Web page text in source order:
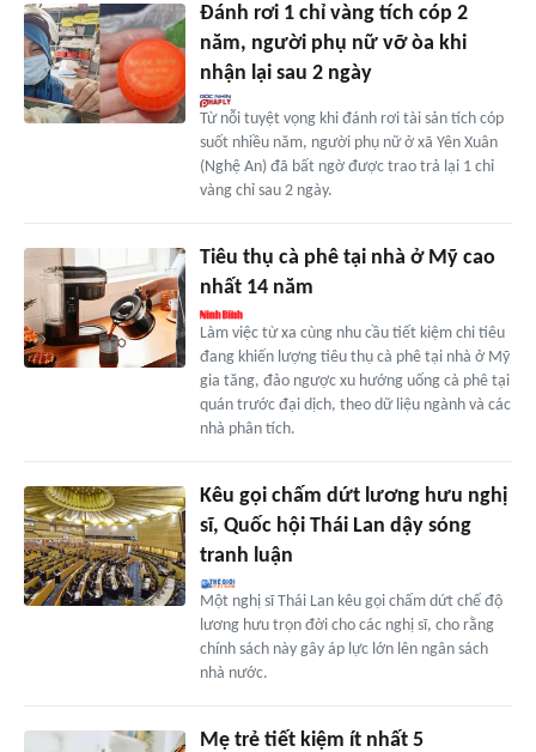
Đánh rơi 1 chỉ vàng tích cóp 2
năm, người phụ nữ vỡ òa khi
nhận lại sau 2 ngày
Từ nỗi tuyệt vọng khi đánh rơi tài sản tích cóp
suốt nhiều năm, người phụ nữ ở xã Yên Xuân
(Nghệ An) đã bất ngờ được trao trả lại 1 chỉ
vàng chỉ sau 2 ngày.
Tiêu thụ cà phê tại nhà ở Mỹ cao
nhất 14 năm
Làm việc từ xa cùng nhu cầu tiết kiệm chi tiêu
đang khiến lượng tiêu thụ cà phê tại nhà ở Mỹ
gia tăng, đảo ngược xu hướng uống cà phê tại
quán trước đại dịch, theo dữ liệu ngành và các
nhà phân tích.
Kêu gọi chấm dứt lương hưu nghị
sĩ, Quốc hội Thái Lan dậy sóng
tranh luận
Một nghị sĩ Thái Lan kêu gọi chấm dứt chế độ
lương hưu trọn đời cho các nghị sĩ, cho rằng
chính sách này gây áp lực lớn lên ngân sách
nhà nước.
Mẹ trẻ tiết kiệm ít nhất 5